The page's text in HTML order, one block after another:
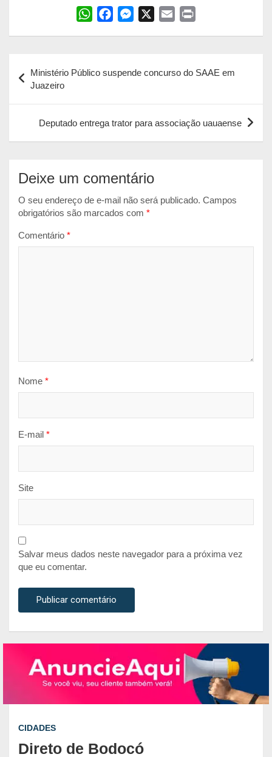
W
s
p
b
k
e
e
r
l
t
de
Post
Ministério Público suspende concurso do SAAE em
Juazeiro
Deputado entrega trator para associação uauaense
Deixe um comentário
O seu endereço de e-mail não será publicado. Campos
obrigatórios são marcados com *
Comentário *
Nome *
E-mail *
Site
Salvar meus dados neste navegador para a próxima vez
que eu comentar.
CIDADES
Direto de Bodocó